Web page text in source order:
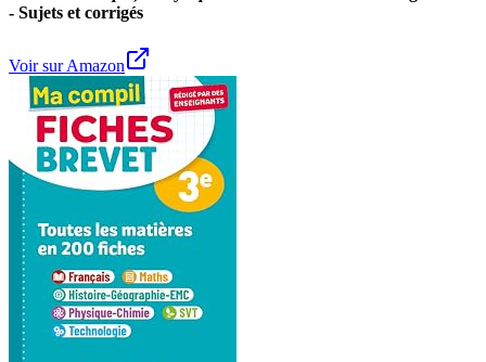
- Sujets et corrigés
Voir sur Amazon